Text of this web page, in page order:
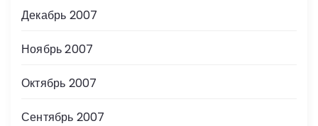
Декабрь 2007
Ноябрь 2007
Октябрь 2007
Сентябрь 2007